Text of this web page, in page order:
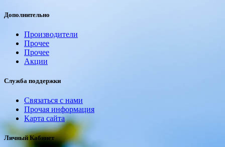
Дополнительно
Производители
Прочее
Прочее
Акции
Служба поддержки
Связаться с нами
Прочая информация
Карта сайта
Личный Кабинет